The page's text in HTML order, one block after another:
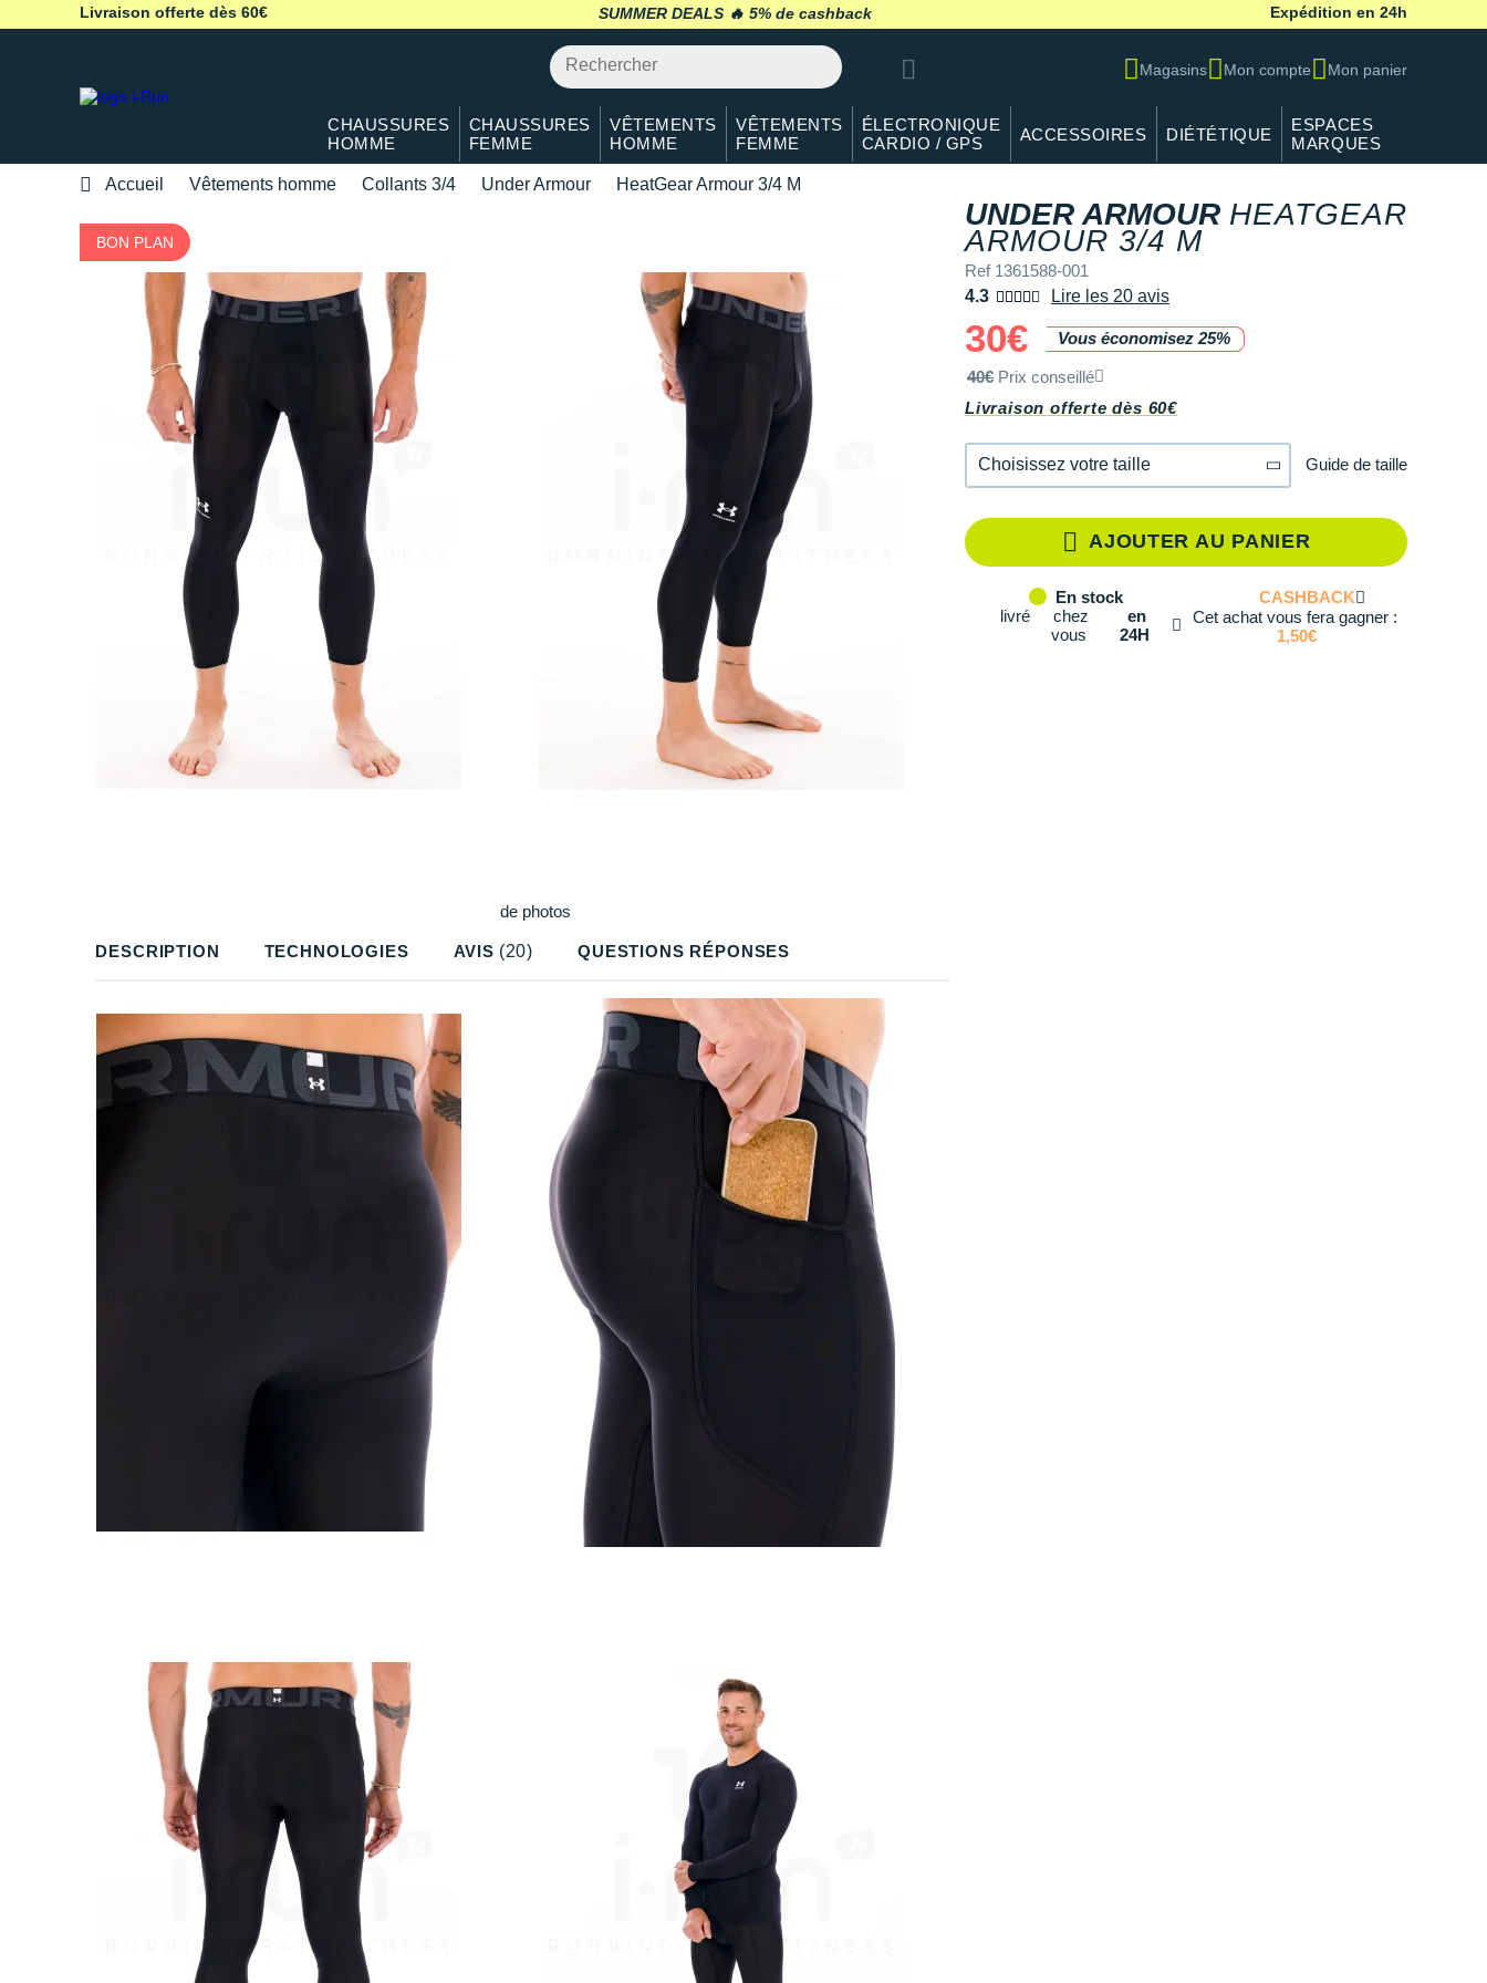
Livraison offerte dès 60€ SUMMER DEALS 🔥 retour 30 jours* Expédition en 24h
Magasins Mon compte Mon panier
CHAUSSURES
HOMME
CHAUSSURES
FEMME
VÊTEMENTS
HOMME
VÊTEMENTS
FEMME
ÉLECTRONIQUE
CARDIO / GPS
ACCESSOIRES DIÉTÉTIQUE
ESPACES
MARQUES
Accueil Vêtements homme Collants 3/4 Under Armour HeatGear Armour 3/4 M
UNDER ARMOUR HEATGEAR
ARMOUR 3/4 MREF 1361588-001
Ref 1361588-001
4.3
Lire les 20 avis
30€ Vous économisez 25%
40€ Prix conseillé
Livraison offerte dès 60€
Choisissez votre taille
En stock
Il en reste 1 !
Guide de taille
AJOUTER AU PANIER
En stock
livré
chez
vous
en
24H
CASHBACK
Cet achat vous fera gagner :
1,50€
BON PLAN
Plus
de photos
DESCRIPTION TECHNOLOGIES AVIS (20) QUESTIONS RÉPONSES
S En stock
En rupture
En rupture